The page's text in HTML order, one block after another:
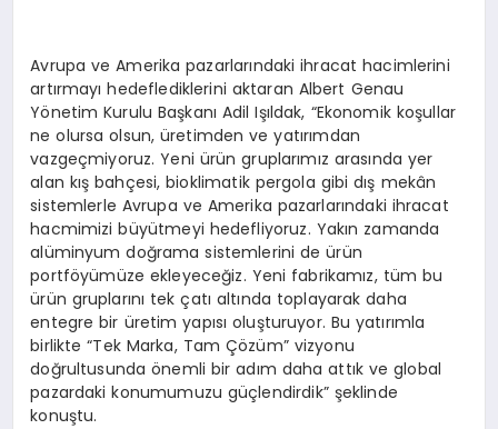
Avrupa ve Amerika pazarlarındaki ihracat hacimlerini
artırmayı hedeflediklerini aktaran Albert Genau
Yönetim Kurulu Başkanı Adil Işıldak, “Ekonomik koşullar
ne olursa olsun, üretimden ve yatırımdan
vazgeçmiyoruz. Yeni ürün gruplarımız arasında yer
alan kış bahçesi, bioklimatik pergola gibi dış mekân
sistemlerle Avrupa ve Amerika pazarlarındaki ihracat
hacmimizi büyütmeyi hedefliyoruz. Yakın zamanda
alüminyum doğrama sistemlerini de ürün
portföyümüze ekleyeceğiz. Yeni fabrikamız, tüm bu
ürün gruplarını tek çatı altında toplayarak daha
entegre bir üretim yapısı oluşturuyor. Bu yatırımla
birlikte “Tek Marka, Tam Çözüm” vizyonu
doğrultusunda önemli bir adım daha attık ve global
pazardaki konumumuzu güçlendirdik” şeklinde
konuştu.